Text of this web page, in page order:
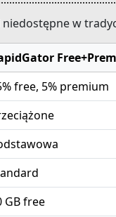
w
free, 5% premium
GB free